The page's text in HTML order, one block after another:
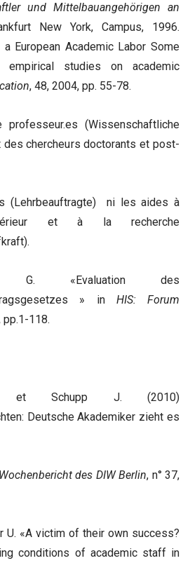
und Mittelbauangehörigen an
New York, Campus, 1996.
European Academic Labor Some
studies on academic
, 48, 2004, pp. 55-78.
(Wissenschaftliche
chercheurs doctorants et post-
(Lehrbeauftragte) ni les aides à
et à la recherche
G. «Evaluation des
» in HIS: Forum
pp.1-118.
Schupp J. (2010)
Deutsche Akademiker zieht es
Wochenbericht des DIW Berlin, n° 37,
U. «A victim of their own success?
conditions of academic staff in